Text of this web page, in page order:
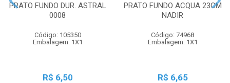
PRATO FUNDO DUR. ASTRAL
0008
Código: 105350
Embalagem: 1X1
R$ 6,50
PRATO FUNDO ACQUA 23CM
NADIR
Código: 74968
Embalagem: 1X1
R$ 6,65